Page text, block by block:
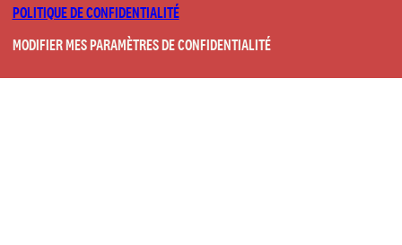
POLITIQUE DE CONFIDENTIALITÉ
MODIFIER MES PARAMÈTRES DE CONFIDENTIALITÉ